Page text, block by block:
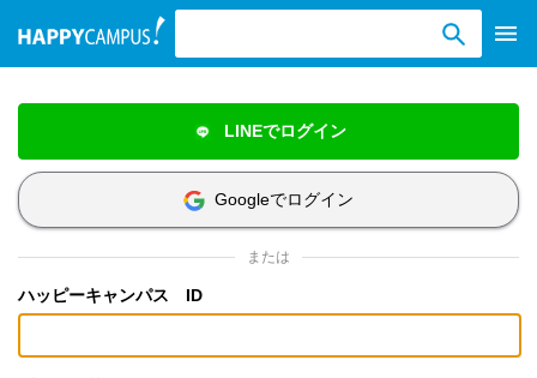
LINEでログイン
Googleでログイン
または
ハッピーキャンパス ID